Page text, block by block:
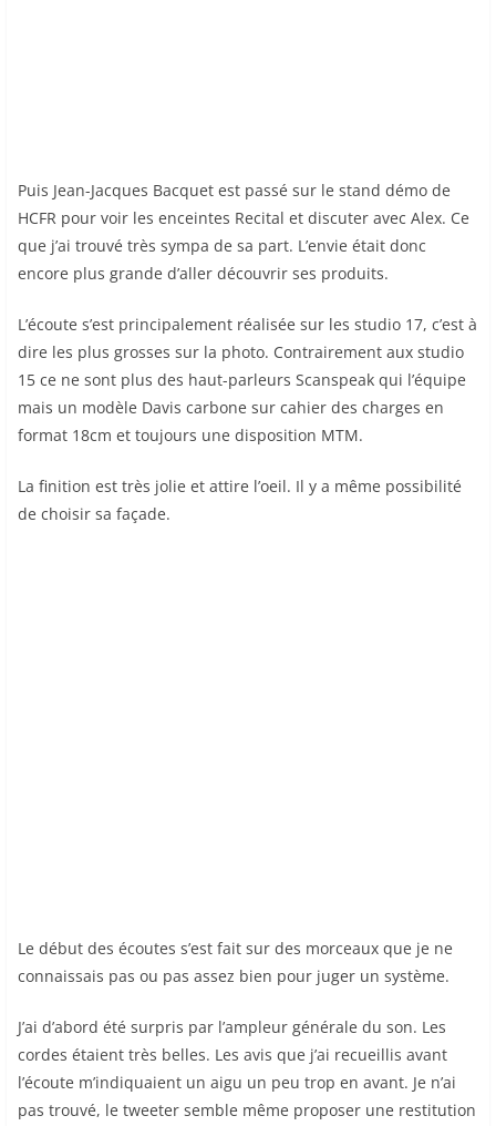
Puis Jean-Jacques Bacquet est passé sur le stand démo de
HCFR pour voir les enceintes Recital et discuter avec Alex. Ce
que j’ai trouvé très sympa de sa part. L’envie était donc
encore plus grande d’aller découvrir ses produits.
L’écoute s’est principalement réalisée sur les studio 17, c’est à
dire les plus grosses sur la photo. Contrairement aux studio
15 ce ne sont plus des haut-parleurs Scanspeak qui l’équipe
mais un modèle Davis carbone sur cahier des charges en
format 18cm et toujours une disposition MTM.
La finition est très jolie et attire l’oeil. Il y a même possibilité
de choisir sa façade.
Le début des écoutes s’est fait sur des morceaux que je ne
connaissais pas ou pas assez bien pour juger un système.
J’ai d’abord été surpris par l’ampleur générale du son. Les
cordes étaient très belles. Les avis que j’ai recueillis avant
l’écoute m’indiquaient un aigu un peu trop en avant. Je n’ai
pas trouvé, le tweeter semble même proposer une restitution